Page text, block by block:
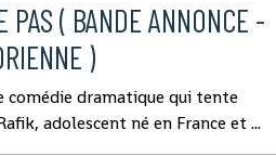
( BANDE ANNONCE -
)
comédie dramatique qui tente
adolescent né en France et ...